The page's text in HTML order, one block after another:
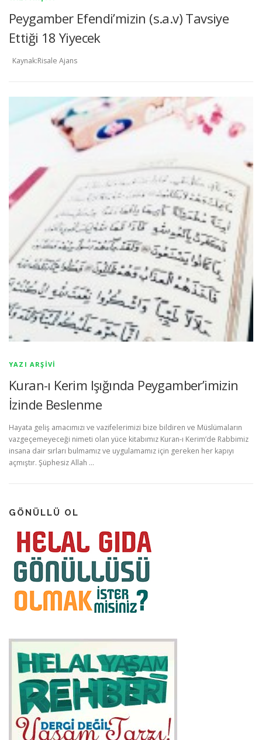
Peygamber Efendi’mizin (s.a.v) Tavsiye
Ettiği 18 Yiyecek
Kaynak:Risale Ajans
YAZI ARŞIVI
Kuran-ı Kerim Işığında Peygamber’imizin
İzinde Beslenme
Hayata geliş amacımızı ve vazifelerimizi bize bildiren ve Müslümaların
vazgeçemeyeceği nimeti olan yüce kitabımız Kuran-ı Kerim’de Rabbimiz
insana dair sırları bulmamız ve uygulamamız için gereken her kapıyı
açmıştır. Şüphesiz Allah …
GÖNÜLLÜ OL